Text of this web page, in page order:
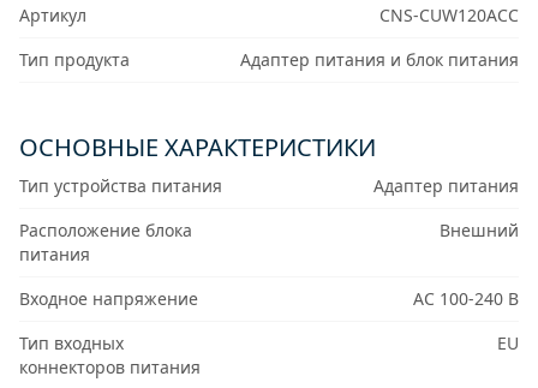
Артикул
CNS-CUW120ACC
Тип продукта
Адаптер питания и блок питания
ОСНОВНЫЕ ХАРАКТЕРИСТИКИ
Тип устройства питания
Адаптер питания
Расположение блока
питания
Внешний
Входное напряжение
AC 100-240 В
Тип входных
коннекторов питания
EU